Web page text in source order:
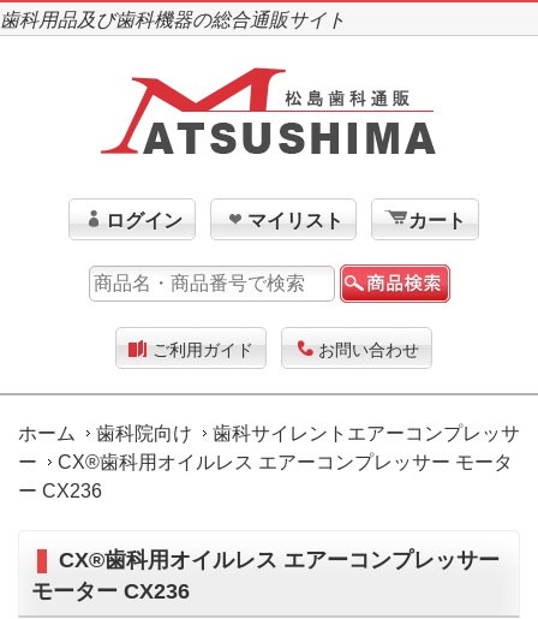
歯科用品及び歯科機器の総合通販サイト
ログイン マイリスト カート
ご利用ガイド お問い合わせ
ホーム 歯科院向け
歯科サイレントエアーコンプレッサ
ー
CX®歯科用オイルレス エアーコンプレッサー モータ
ー CX236
CX®歯科用オイルレス エアーコンプレッサー
モーター CX236